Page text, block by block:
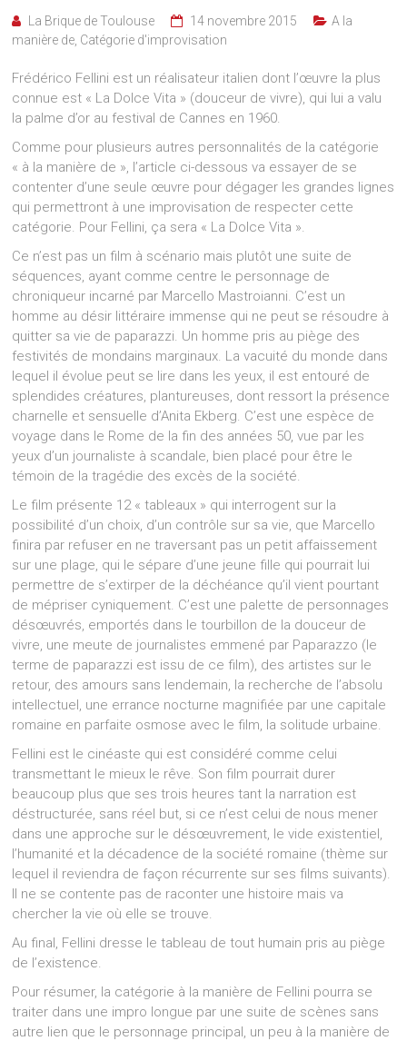
La Brique de Toulouse 14 novembre 2015
A la
manière de Catégorie d'improvisation
Frédérico Fellini est un réalisateur italien dont l’œuvre la plus
connue est « La Dolce Vita » (douceur de vivre), qui lui a valu
la palme d’or au festival de Cannes en 1960.
Comme pour plusieurs autres personnalités de la catégorie
« à la manière de », l’article ci-dessous va essayer de se
contenter d’une seule œuvre pour dégager les grandes lignes
qui permettront à une improvisation de respecter cette
catégorie. Pour Fellini, ça sera « La Dolce Vita ».
Ce n’est pas un film à scénario mais plutôt une suite de
séquences, ayant comme centre le personnage de
chroniqueur incarné par Marcello Mastroianni. C’est un
homme au désir littéraire immense qui ne peut se résoudre à
quitter sa vie de paparazzi. Un homme pris au piège des
festivités de mondains marginaux. La vacuité du monde dans
lequel il évolue peut se lire dans les yeux, il est entouré de
splendides créatures, plantureuses, dont ressort la présence
charnelle et sensuelle d’Anita Ekberg. C’est une espèce de
voyage dans le Rome de la fin des années 50, vue par les
yeux d’un journaliste à scandale, bien placé pour être le
témoin de la tragédie des excès de la société.
Le film présente 12 « tableaux » qui interrogent sur la
possibilité d’un choix, d’un contrôle sur sa vie, que Marcello
finira par refuser en ne traversant pas un petit affaissement
sur une plage, qui le sépare d’une jeune fille qui pourrait lui
permettre de s’extirper de la déchéance qu’il vient pourtant
de mépriser cyniquement. C’est une palette de personnages
désœuvrés, emportés dans le tourbillon de la douceur de
vivre, une meute de journalistes emmené par Paparazzo (le
terme de paparazzi est issu de ce film), des artistes sur le
retour, des amours sans lendemain, la recherche de l’absolu
intellectuel, une errance nocturne magnifiée par une capitale
romaine en parfaite osmose avec le film, la solitude urbaine.
Fellini est le cinéaste qui est considéré comme celui
transmettant le mieux le rêve. Son film pourrait durer
beaucoup plus que ses trois heures tant la narration est
déstructurée, sans réel but, si ce n’est celui de nous mener
dans une approche sur le désœuvrement, le vide existentiel,
l’humanité et la décadence de la société romaine (thème sur
lequel il reviendra de façon récurrente sur ses films suivants).
Il ne se contente pas de raconter une histoire mais va
chercher la vie où elle se trouve.
Au final, Fellini dresse le tableau de tout humain pris au piège
de l’existence.
Pour résumer, la catégorie à la manière de Fellini pourra se
traiter dans une impro longue par une suite de scènes sans
autre lien que le personnage principal, un peu à la manière de